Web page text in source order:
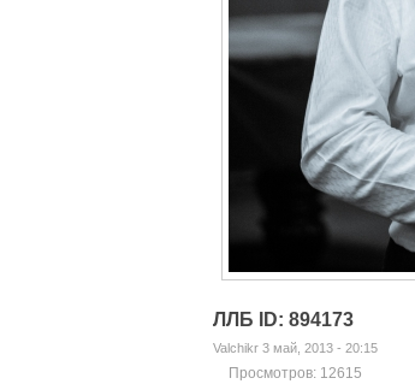
ЛЛБ ID: 894173
Valchikr 3 май, 2013 - 20:15
Просмотров: 12615